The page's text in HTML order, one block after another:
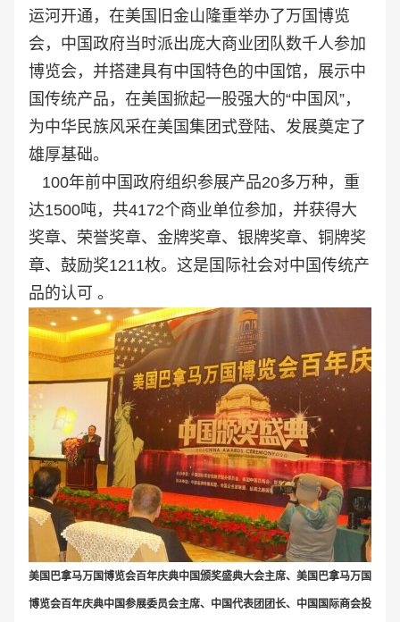
运河开通，在美国旧金山隆重举办了万国博览
会，中国政府当时派出庞大商业团队数千人参加
博览会，并搭建具有中国特色的中国馆，展示中
国传统产品，在美国掀起一股强大的“中国风”，
为中华民族风采在美国集团式登陆、发展奠定了
雄厚基础。
100年前中国政府组织参展产品20多万种，重
达1500吨，共4172个商业单位参加，并获得大
奖章、荣誉奖章、金牌奖章、银牌奖章、铜牌奖
章、鼓励奖1211枚。这是国际社会对中国传统产
品的认可 。
美国巴拿马万国博览会百年庆典中国颁奖盛典大会主席、美国巴拿马万国
博览会百年庆典中国参展委员会主席、中国代表团团长、中国国际商会投